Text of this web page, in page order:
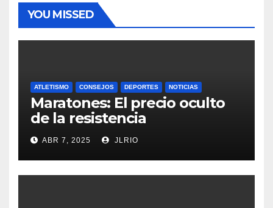
YOU MISSED
ATLETISMO CONSEJOS DEPORTES NOTICIAS
Maratones: El precio oculto
de la resistencia
ABR 7, 2025 JLRIO